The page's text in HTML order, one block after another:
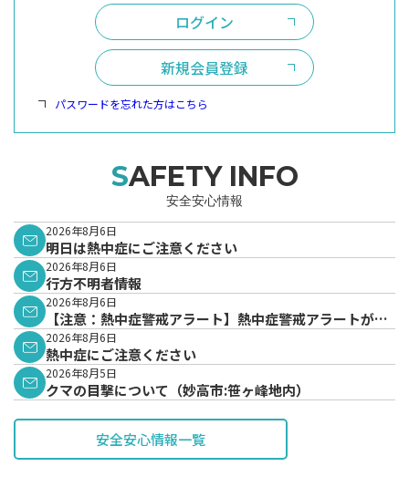
ログイン
新規会員登録
パスワードを忘れた方はこちら
SAFETY INFO
安全安心情報
2026年8月6日
明日は熱中症にご注意ください
2026年8月6日
行方不明者情報
2026年8月6日
【注意：熱中症警戒アラート】熱中症警戒アラートが発
表されています。
2026年8月6日
熱中症にご注意ください
2026年8月5日
クマの目撃について（妙高市:笹ヶ峰地内）
安全安心情報一覧